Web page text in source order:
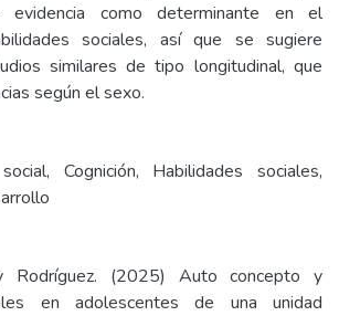
evidencia como determinante en el
sociales, así que se sugiere
similares de tipo longitudinal, que
según el sexo.
Cognición, Habilidades sociales,
Rodríguez. (2025) Auto concepto y
en adolescentes de una unidad